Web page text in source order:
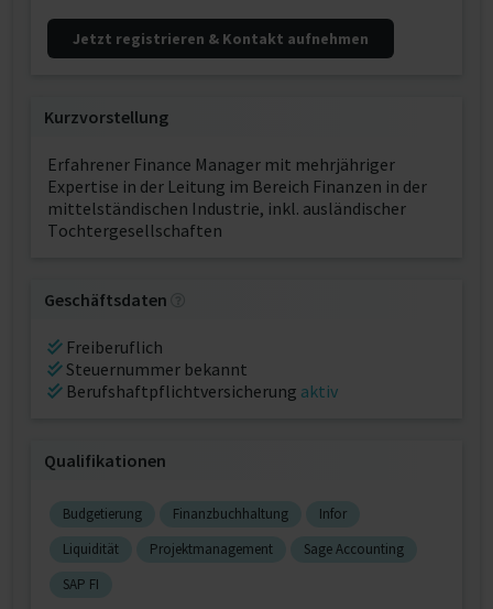
Jetzt registrieren & Kontakt aufnehmen
Kurzvorstellung
Erfahrener Finance Manager mit mehrjähriger
Expertise in der Leitung im Bereich Finanzen in der
mittelständischen Industrie, inkl. ausländischer
Tochtergesellschaften
Geschäftsdaten
Freiberuflich
Steuernummer bekannt
Berufshaftpflichtversicherung aktiv
Qualifikationen
Budgetierung Finanzbuchhaltung
Infor
Liquidität
Projektmanagement
Sage Accounting
SAP FI